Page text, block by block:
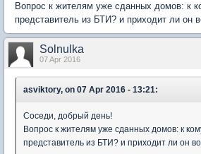
Вопрос к жителям уже сданных домов: к
представитель из БТИ? и приходит ли он
Solnulka
07 Apr 2016
asviktory, on 07 Apr 2016 - 13:21:
Соседи, добрый день!
Вопрос к жителям уже сданных домов: к
представитель из БТИ? и приходит ли он